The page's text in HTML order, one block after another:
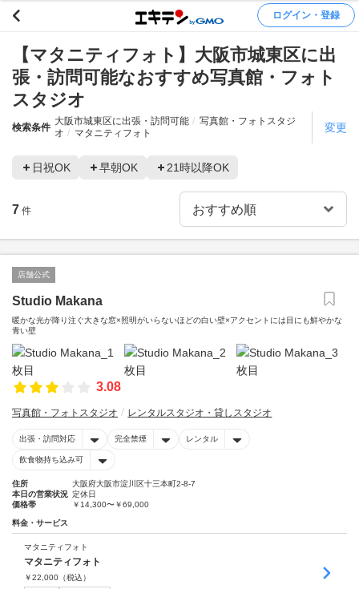
ログイン・登録
【マタニティフォト】大阪市城東区に出
張・訪問可能なおすすめ写真館・フォト
スタジオ
検索条件
大阪市城東区に出張・訪問可能
写真館・フォトスタジ
オ
マタニティフォト 変更
日祝OK 早朝OK 21時以降OK
7 件
店舗公式
Studio Makana
暖かな光が降り注ぐ大きな窓×照明がいらないほどの白い壁×アクセントには目にも鮮やかな
青い壁
3.08
写真館・フォトスタジオ レンタルスタジオ・貸しスタジオ
出張・訪問対応 完全禁煙 レンタル
飲食物持ち込み可
住所
大阪府大阪市淀川区十三本町2-8-7
本日の営業状況 定休日
価格帯
￥14,300〜￥69,000
料金・サービス
マタニティフォト
マタニティフォト
￥22,000 （税込）